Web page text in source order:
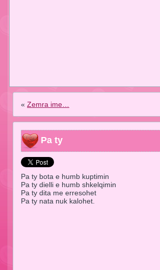
« Zemra ime…
Pa ty
Pa ty bota e humb kuptimin
Pa ty dielli e humb shkelqimin
Pa ty dita me erresohet
Pa ty nata nuk kalohet.